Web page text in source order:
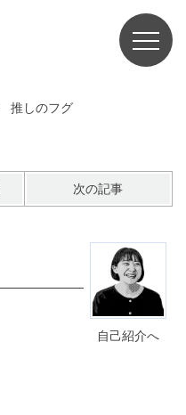
推しのフグ
次の記事
自己紹介へ